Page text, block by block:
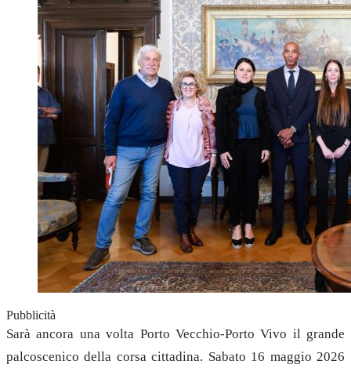
Pubblicità
Sarà ancora una volta Porto Vecchio-Porto Vivo il grande
palcoscenico della corsa cittadina. Sabato 16 maggio 2026